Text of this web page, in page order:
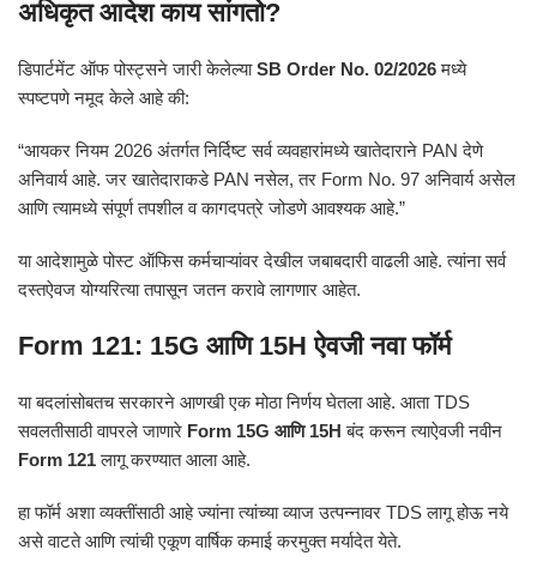
अधिकृत आदेश काय सांगतो?
डिपार्टमेंट ऑफ पोस्ट्सने जारी केलेल्याSB Order No. 02/2026मध्ये
स्पष्टपणे नमूद केले आहे की:
“आयकर नियम 2026 अंतर्गत निर्दिष्ट सर्व व्यवहारांमध्ये खातेदाराने PAN देणे
अनिवार्य आहे. जर खातेदाराकडे PAN नसेल, तर Form No. 97 अनिवार्य असेल
आणि त्यामध्ये संपूर्ण तपशील व कागदपत्रे जोडणे आवश्यक आहे.”
या आदेशामुळे पोस्ट ऑफिस कर्मचाऱ्यांवर देखील जबाबदारी वाढली आहे. त्यांना सर्व
दस्तऐवज योग्यरित्या तपासून जतन करावे लागणार आहेत.
Form 121: 15G आणि 15H ऐवजी नवा फॉर्म
या बदलांसोबतच सरकारने आणखी एक मोठा निर्णय घेतला आहे. आता TDS
सवलतीसाठी वापरले जाणारे Form 15G आणि 15H बंद करून त्याऐवजी नवीन
Form 121लागू करण्यात आला आहे.
हा फॉर्म अशा व्यक्तींसाठी आहे ज्यांना त्यांच्या व्याज उत्पन्नावर TDS लागू होऊ नये
असे वाटते आणि त्यांची एकूण वार्षिक कमाई करमुक्त मर्यादेत येते.